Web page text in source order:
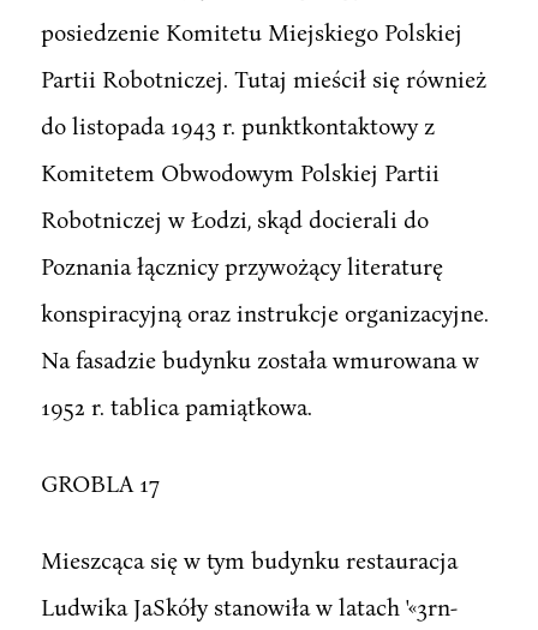
posiedzenie Komitetu Miejskiego Polskiej
Partii Robotniczej. Tutaj mieścił się również
do listopada 1943 r. punktkontaktowy z
Komitetem Obwodowym Polskiej Partii
Robotniczej w Łodzi, skąd docierali do
Poznania łącznicy przywożący literaturę
konspiracyjną oraz instrukcje organizacyjne.
Na fasadzie budynku została wmurowana w
1952 r. tablica pamiątkowa.
GROBLA 17
Mieszcąca się w tym budynku restauracja
Ludwika JaSkóły stanowiła w latach '«3rn-